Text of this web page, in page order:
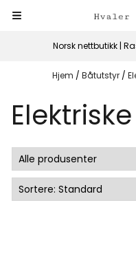
Hopp til innhold
Norsk nettbutikk |
Hjem / Båtutstyr /